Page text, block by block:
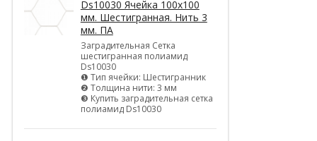
Ds10030 Ячейка 100х100
мм. Шестигранная. Нить 3
мм. ПА
Заградительная Сетка
шестигранная полиамид
Ds10030
❶ Тип ячейки: Шестигранник
❷ Толщина нити: 3 мм
❸ Купить заградительная сетка
полиамид Ds10030